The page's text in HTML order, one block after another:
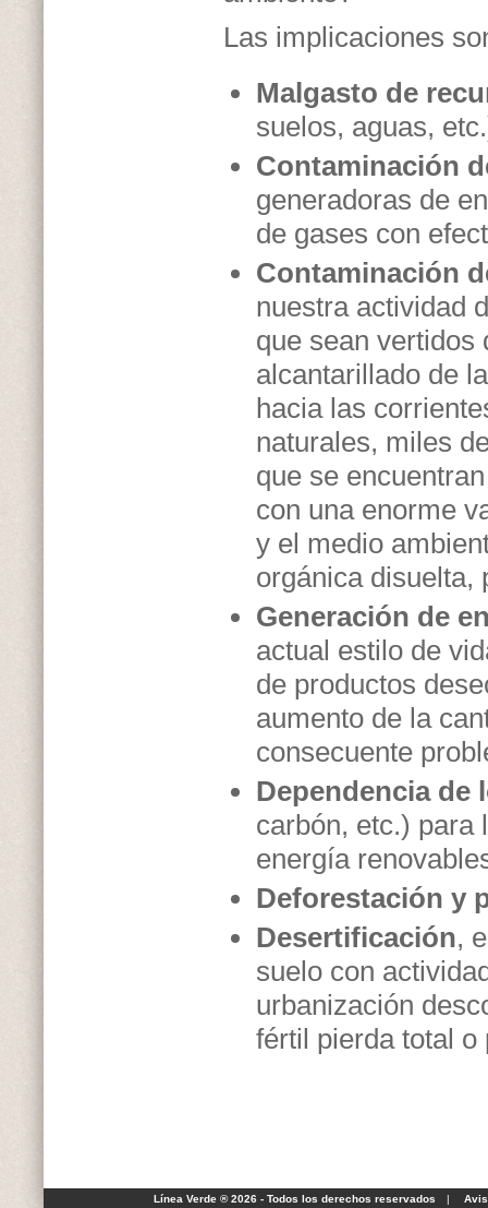
Las implicaciones
Malgasto de
suelos, aguas,
Contaminación
generadoras de
de gases con
Contaminación
nuestra actividad
que sean vertidos
alcantarillado de
hacia las
naturales, miles
que se
con una enorme
y el medio
orgánica disuelta,
Generación de
actual estilo de
de productos
aumento de la
consecuente
Dependencia de
carbón, etc.) para
energía
Deforestación y
Desertificación,
suelo con
urbanización
fértil pierda total o
Línea Verde ® 2026 - Todos los derechos reservados |